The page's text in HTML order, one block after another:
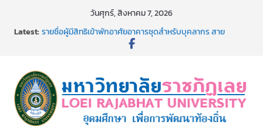
วันศุกร์, สิงหาคม 7, 2026
Latest:รายชื่อผู้มีสิทธิเข้าพักอาศัยอาคารชุดสำหรับบุคลากร สาย
สนับสนุน สังกัดมหาวิทยาลัยราชภัฏเลย ครั้งที่ 2/2569
๑,๙๗๒ ชุด โดยวิธีเฉพาะเจาะจง
ม.ราชภัฏเลย จัดกิจกรรมจิตอาสาบำเพ็ญสาธารณประโยชน์ และ
บำเพ็ญสาธารณกุศล 69
รายชื่อผู้ผ่านการสอบแข่งขันเพื่อเป็นลูกจ้างชั่วคราว (รายวัน)
สังกัดมหาวิทยาลัยราชภัฏเลย ด้วยเงินนอกงบประมาณ ประเภท